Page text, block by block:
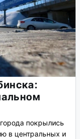
покрылись
в центральных и